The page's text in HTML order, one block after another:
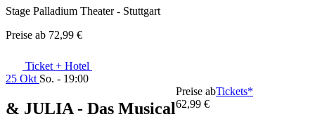
Stage Palladium Theater - Stuttgart
Preise ab 72,99 €
Ticket + Hotel
25 Okt So. - 19:00
& JULIA - Das Musical
Preise ab
62,99 €
Tickets*